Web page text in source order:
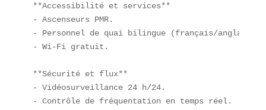
**Accessibilité et services**
- Ascenseurs PMR.
- Personnel de quai bilingue (français/
- Wi-Fi gratuit.
**Sécurité et flux**
- Vidéosurveillance 24 h/24.
- Contrôle de fréquentation en temps réel.